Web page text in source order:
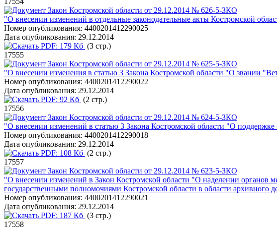
Закон Костромской области от 29.12.2014 № 626-5-ЗКО
"О внесении изменений в отдельные законодательные акты Костромской
Номер опубликования: 4400201412290025
Дата опубликования: 29.12.2014
PDF: 179 Кб (3 стр.)
17555
Закон Костромской области от 29.12.2014 № 625-5-ЗКО
"О внесении изменения в статью 3 Закона Костромской области "О звании
Номер опубликования: 4400201412290022
Дата опубликования: 29.12.2014
PDF: 92 Кб (2 стр.)
17556
Закон Костромской области от 29.12.2014 № 624-5-ЗКО
"О внесении изменений в статью 3 Закона Костромской области "О
Номер опубликования: 4400201412290018
Дата опубликования: 29.12.2014
PDF: 108 Кб (2 стр.)
17557
Закон Костромской области от 29.12.2014 № 623-5-ЗКО
"О внесении изменений в Закон Костромской области "О наделении органов
государственными полномочиями Костромской области в области архивного
Номер опубликования: 4400201412290021
Дата опубликования: 29.12.2014
PDF: 187 Кб (3 стр.)
17558